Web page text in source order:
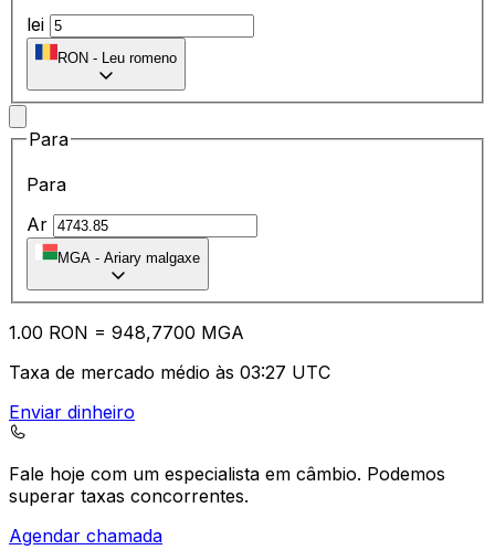
lei
RON - Leu romeno
Para
Para
Ar
MGA - Ariary malgaxe
1.00 RON = 948,7700 MGA
Taxa de mercado médio às 03:27 UTC
Enviar dinheiro
Fale hoje com um especialista em câmbio. Podemos
superar taxas concorrentes.
Agendar chamada